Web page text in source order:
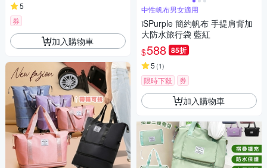
5
券
加入購物車
中性帆布男女適用
iSPurple 簡約帆布 手提肩背加
大防水旅行袋 藍紅
$588 85折
5 (1)
限時下殺 券
加入購物車